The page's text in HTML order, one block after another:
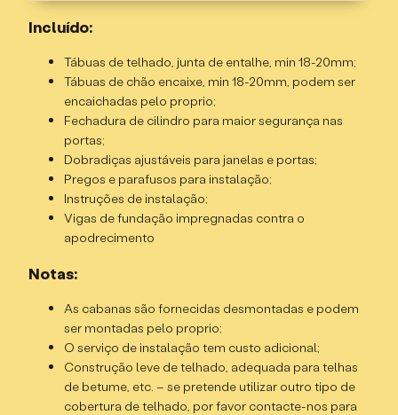
Especificações
Grossura da madeira – 44mm, duplo T&G, madeira
de abeto/pinho nordico;
Altura da cumeeira – 2,424m;
Altura da parede – 2,096m;
Dimensões externas – 6x4m;
Divisória interna – 2 divisões separadas
Área interna – 13,78m² (cabana) + 7,26m² (arrumo)
Tamanho da base – 5,8x 3,8m;
Porta dupla, 2/3 envidraçada, abrindo para fora;
Porta simples, toda sólida, abrindo para fora
Janelas e porta são de vidro duplo, com junta de
Incluído:
Tábuas de telhado, junta de entalhe, min 18-20mm;
Tábuas de chão encaixe, min 18-20mm, podem ser
encaichadas pelo proprio;
Fechadura de cilindro para maior segurança nas
portas;
Dobradiças ajustáveis para janelas e portas;
Pregos e parafusos para instalação;
Instruções de instalação;
Vigas de fundação impregnadas contra o
apodrecimento
Notas:
As cabanas são fornecidas desmontadas e podem
ser montadas pelo proprio;
O serviço de instalação tem custo adicional;
Construção leve de telhado, adequada para telhas
de betume, etc. – se pretende utilizar outro tipo de
cobertura de telhado, por favor contacte-nos para